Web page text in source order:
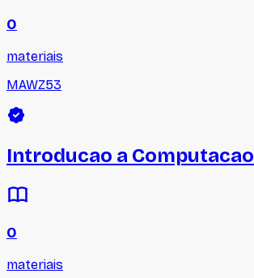
0
materiais
MAWZ53
Introducao a Computacao
0
materiais